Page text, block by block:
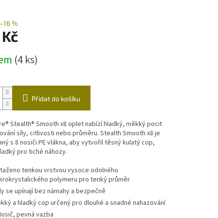
–16 %
(4 ks)
Přidat do košíku
Stealth® Smooth x8 oplet nabízí hladký, měkký pocit
síly, citlivosti nebo průměru.Stealth Smooth x8 je
s 8 nosiči PE vlákna, aby vytvořil těsný kulatý cop,
pro tiché náhozy.
tenkou vrstvou vysoce odolného
polymeru pro tenký průměr
se upínají bez námahy a bezpečně
a hladký cop určený pro dlouhé a snadné nahazování
pevná vazba